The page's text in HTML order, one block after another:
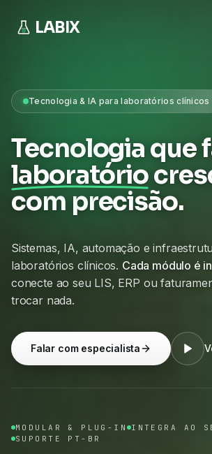
LABIX
Tecnologia & IA para laboratórios clínicos
Tecnologia que
laboratório
com precisão.
Sistemas, IA, automação e
laboratórios clínicos. Cada módulo é
conecte ao seu LIS, ERP ou
trocar nada.
Falar com especialista
MODULAR & PLUG-IN INTEGRA AO
SUPORTE PT-BR